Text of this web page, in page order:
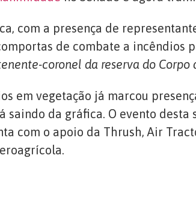
com a presença de
de combate a incêndios
coronel da reserva do Corpo
em vegetação já marcou
saindo da gráfica. O evento
com o apoio da Thrush, Air